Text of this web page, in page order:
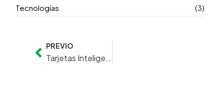
Tecnologías
(3)
Prev
PREVIO
Tarjetas Inteligentes: una nueva forma de conectar y presentar tu trabajo